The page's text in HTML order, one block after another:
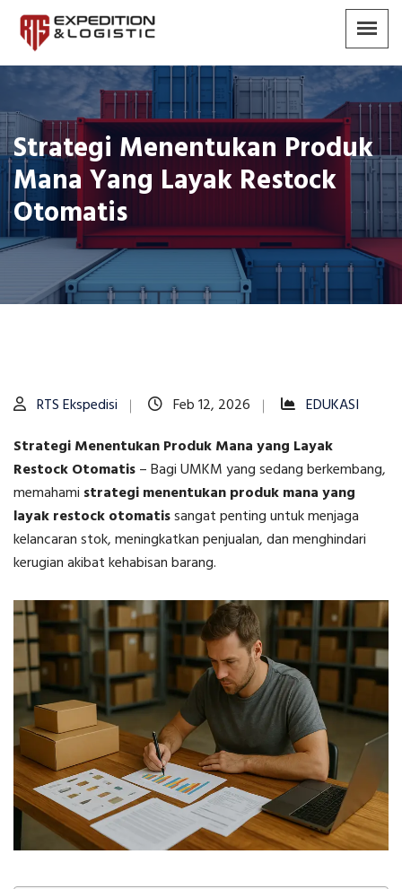
Strategi Menentukan Produk
Mana Yang Layak Restock
Otomatis
RTS Ekspedisi Feb 12, 2026
EDUKASI
Strategi Menentukan Produk Mana yang Layak
Restock Otomatis–Bagi UMKM yang sedang berkembang,
memahami strategi menentukan produk mana yang
layak restock otomatissangat penting untuk menjaga
kelancaran stok, meningkatkan penjualan, dan menghindari
kerugian akibat kehabisan barang.